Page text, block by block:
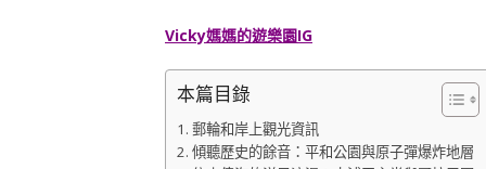
Vicky媽媽的遊樂園IG
本篇目錄
郵輪和岸上觀光資訊
傾聽歷史的餘音：平和公園與原子彈爆炸地層